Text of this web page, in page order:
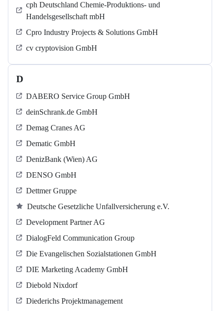
cph Deutschland Chemie-Produktions- und
Handelsgesellschaft mbH
Cpro Industry Projects & Solutions GmbH
cv cryptovision GmbH
D
DABERO Service Group GmbH
deinSchrank.de GmbH
Demag Cranes AG
Dematic GmbH
DenizBank (Wien) AG
DENSO GmbH
Dettmer Gruppe
Deutsche Gesetzliche Unfallversicherung e.V.
Development Partner AG
DialogFeld Communication Group
Die Evangelischen Sozialstationen GmbH
DIE Marketing Academy GmbH
Diebold Nixdorf
Diederichs Projektmanagement